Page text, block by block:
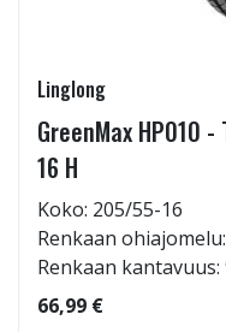
Linglong
GreenMax HP010
16 H
Koko: 205/55-16
Renkaan
Renkaan kantavuus:
66,99 €